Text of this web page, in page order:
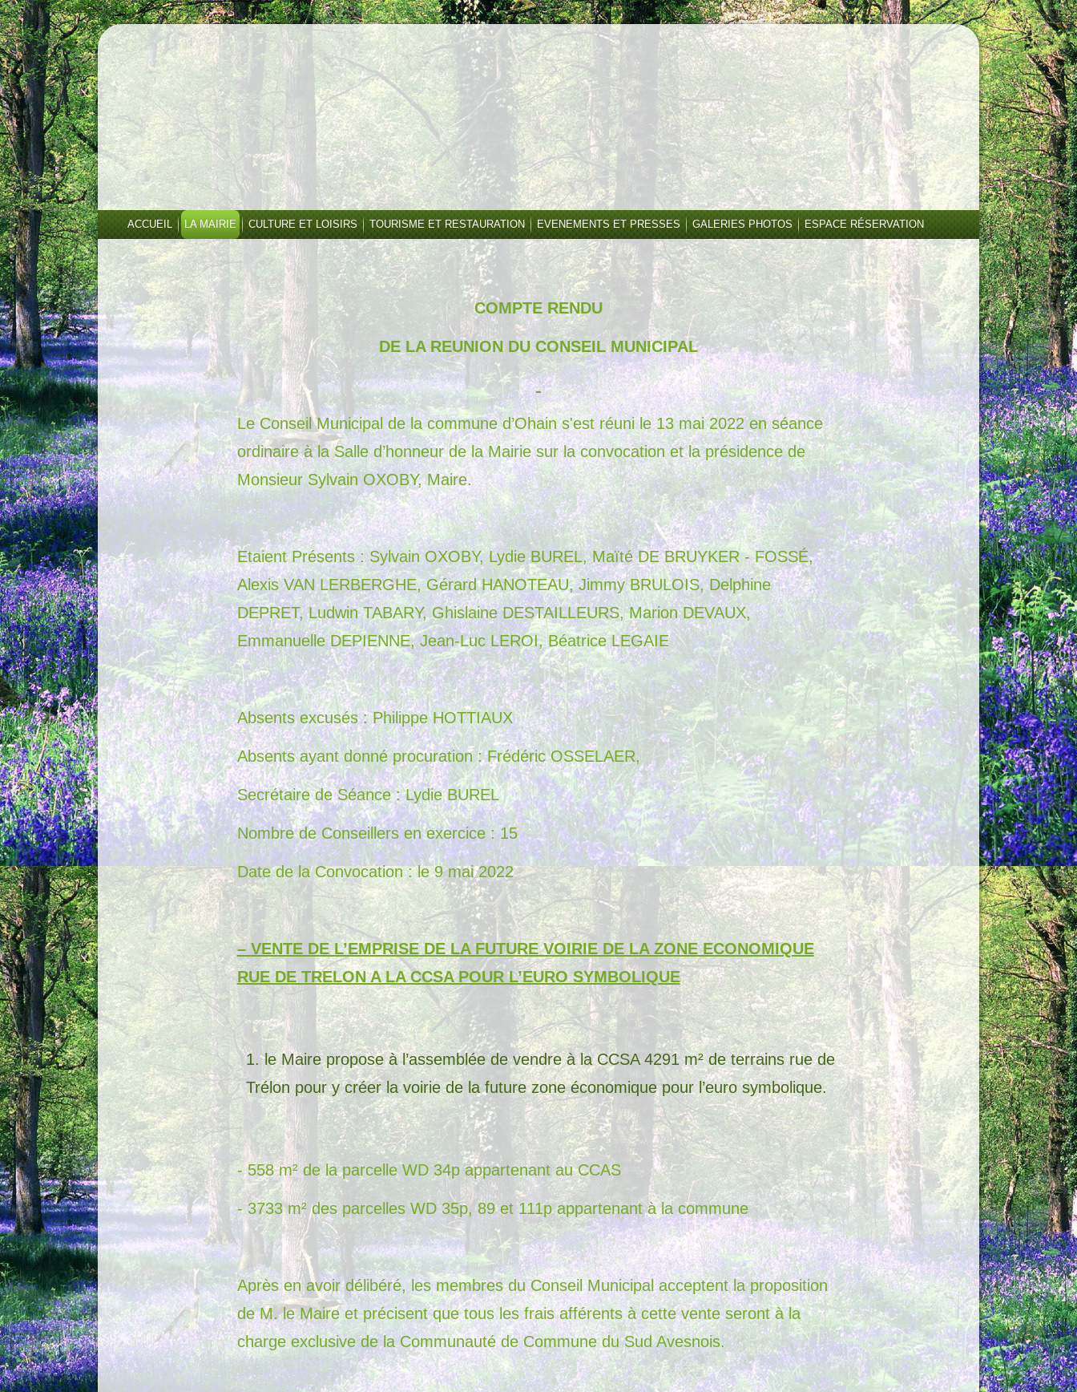
ACCUEIL LA MAIRIE CULTURE ET LOISIRS TOURISME ET RESTAURATION EVENEMENTS ET PRESSES GALERIES PHOTOS ESPACE RÉSERVATION
COMPTE RENDU
DE LA REUNION DU CONSEIL MUNICIPAL
Le Conseil Municipal de la commune d’Ohain s'est réuni le 13 mai 2022 en séance
ordinaire à la Salle d’honneur de la Mairie sur la convocation et la présidence de
Monsieur Sylvain OXOBY, Maire.
Etaient Présents : Sylvain OXOBY, Lydie BUREL, Maïté DE BRUYKER - FOSSÉ,
Alexis VAN LERBERGHE, Gérard HANOTEAU, Jimmy BRULOIS, Delphine
DEPRET, Ludwin TABARY, Ghislaine DESTAILLEURS, Marion DEVAUX,
Emmanuelle DEPIENNE, Jean-Luc LEROI, Béatrice LEGAIE
Absents excusés : Philippe HOTTIAUX
Absents ayant donné procuration : Frédéric OSSELAER,
Secrétaire de Séance : Lydie BUREL
Nombre de Conseillers en exercice : 15
Date de la Convocation : le 9 mai 2022
– VENTE DE L’EMPRISE DE LA FUTURE VOIRIE DE LA ZONE ECONOMIQUE
RUE DE TRELON A LA CCSA POUR L’EURO SYMBOLIQUE
le Maire propose à l’assemblée de vendre à la CCSA 4291 m² de terrains rue de
Trélon pour y créer la voirie de la future zone économique pour l’euro symbolique.
- 558 m² de la parcelle WD 34p appartenant au CCAS
- 3733 m² des parcelles WD 35p, 89 et 111p appartenant à la commune
Après en avoir délibéré, les membres du Conseil Municipal acceptent la proposition
de M. le Maire et précisent que tous les frais afférents à cette vente seront à la
charge exclusive de la Communauté de Commune du Sud Avesnois.